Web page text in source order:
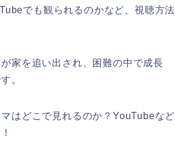
でも観られるのかなど、視聴方法
家を追い出され、困難の中で成長
。
はどこで見れるのか？YouTubeなど